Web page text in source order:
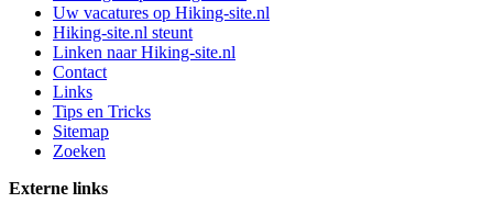
Uw vacatures op Hiking-site.nl
Hiking-site.nl steunt
Linken naar Hiking-site.nl
Contact
Links
Tips en Tricks
Sitemap
Zoeken
Externe links